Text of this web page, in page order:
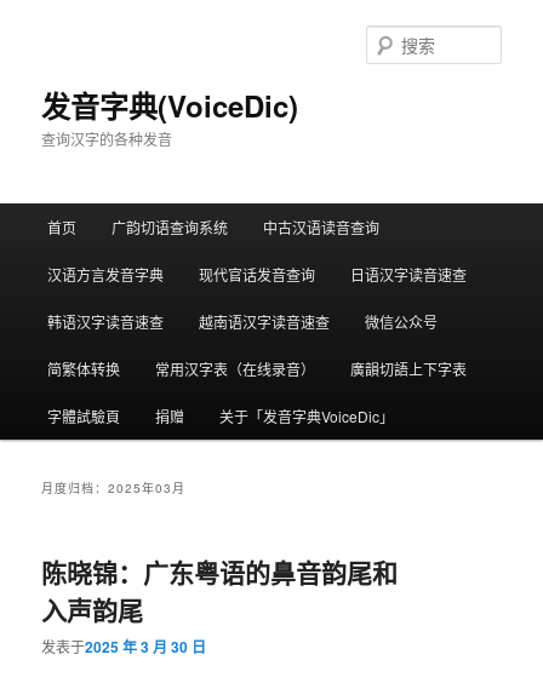
发音字典(VoiceDic)
查询汉字的各种发音
索
首页 广韵切语查询系统 中古汉语读音查询
汉语方言发音字典 现代官话发音查询 日语汉字读音速查
韩语汉字读音速查 越南语汉字读音速查 微信公众号
简繁体转换 常用汉字表（在线录音） 廣韻切語上下字表
字體試驗頁 捐赠 关于「发音字典VoiceDic」
月度归档：2025年03月
陈晓锦：广东粤语的鼻音韵尾和
入声韵尾
发表于2025 年 3 月 30 日